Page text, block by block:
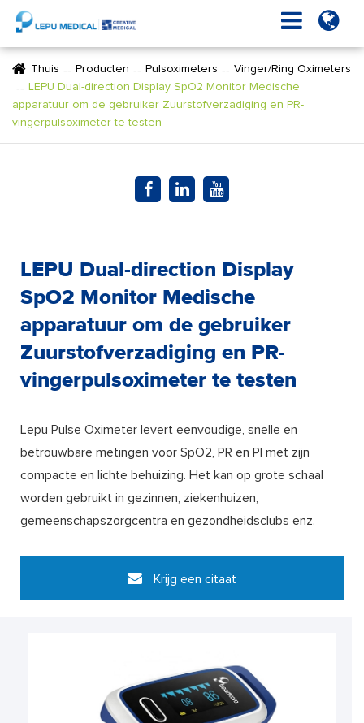
Thuis Producten Pulsoximeters
Vinger/Ring Oximeters
LEPU Dual-direction Display SpO2 Monitor Medische
apparatuur om de gebruiker Zuurstofverzadiging en PR-
vingerpulsoximeter te testen
LEPU Dual-direction Display
SpO2 Monitor Medische
apparatuur om de gebruiker
Zuurstofverzadiging en PR-
vingerpulsoximeter te testen
Lepu Pulse Oximeter levert eenvoudige, snelle en
betrouwbare metingen voor SpO2, PR en PI met zijn
compacte en lichte behuizing. Het kan op grote schaal
worden gebruikt in gezinnen, ziekenhuizen,
gemeenschapszorgcentra en gezondheidsclubs enz.
Krijg een citaat